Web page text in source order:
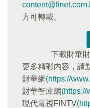
方可轉載。
下載財華
更多精彩内容，請
財華網(https://
財華智庫網(https://
現代電視FINTV